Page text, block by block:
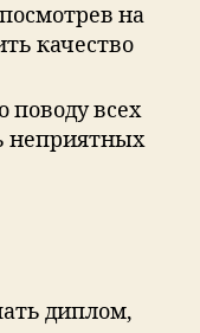
на
качество
поводу всех
неприятных
диплом,